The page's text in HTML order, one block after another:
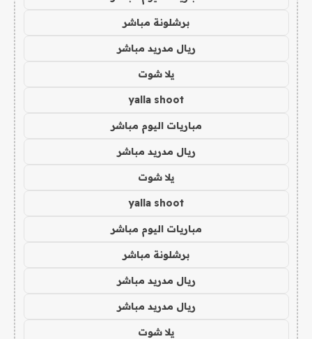
برشلونة مباشر
ريال مدريد مباشر
يلا شوت
yalla shoot
مباريات اليوم مباشر
ريال مدريد مباشر
يلا شوت
yalla shoot
مباريات اليوم مباشر
برشلونة مباشر
ريال مدريد مباشر
ريال مدريد مباشر
يلا شوت